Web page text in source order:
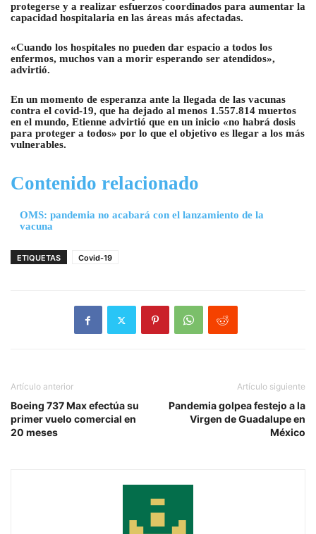
protegerse y a realizar esfuerzos coordinados para aumentar la
capacidad hospitalaria en las áreas más afectadas.
«Cuando los hospitales no pueden dar espacio a todos los
enfermos, muchos van a morir esperando ser atendidos»,
advirtió.
En un momento de esperanza ante la llegada de las vacunas
contra el covid-19, que ha dejado al menos 1.557.814 muertos
en el mundo, Etienne advirtió que en un inicio «no habrá dosis
para proteger a todos» por lo que el objetivo es llegar a los más
vulnerables.
Contenido relacionado
OMS: pandemia no acabará con el lanzamiento de la
vacuna
ETIQUETAS Covid-19
Artículo anterior
Boeing 737 Max efectúa su
primer vuelo comercial en
20 meses
Artículo siguiente
Pandemia golpea festejo a la
Virgen de Guadalupe en
México